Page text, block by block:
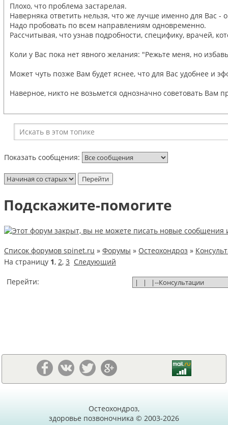
Плохо, что проблема застарелая.
Наверняка ответить нельзя, что же лучше именно для Вас -
Надо пробовать по всем направлениям одновременно.
Рассчитывая, что узнав подробности, специфику, врачей,
Коли у Вас пока нет явного желания: "Режьте меня, но
Может чуть позже Вам будет яснее, что для Вас удобнее и
Наверное, никто не возьмется однозначно советовать Вам
Показать сообщения:
Подскажите-помогите
Список форумов spinet.ru » Форумы » Остеохондроз »
На страницу 1, 2, 3 Следующий
Перейти:
Остеохондроз,
здоровье позвоночника © 2003-2026